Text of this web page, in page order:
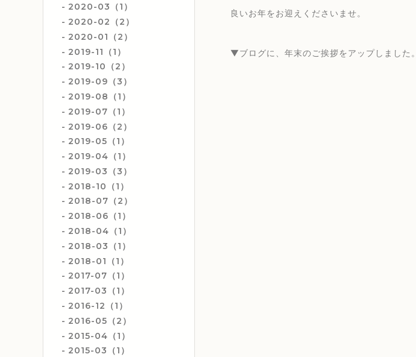
2020-03（1）
2020-02（2）
2020-01（2）
2019-11（1）
2019-10（2）
2019-09（3）
2019-08（1）
2019-07（1）
2019-06（2）
2019-05（1）
2019-04（1）
2019-03（3）
2018-10（1）
2018-07（2）
2018-06（1）
2018-04（1）
2018-03（1）
2018-01（1）
2017-07（1）
2017-03（1）
2016-12（1）
2016-05（2）
2015-04（1）
2015-03（1）
良いお年をお迎えくださいませ。
▼ブログに、年末のご挨拶をアップしました。